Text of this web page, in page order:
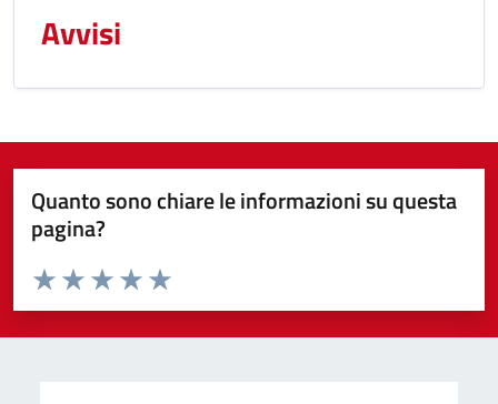
Avvisi
Quanto sono chiare le informazioni su questa
pagina?
Valuta da 1 a 5 stelle la pagina
Valuta 5 stelle su 5
Valuta 4 stelle su 5
Valuta 3 stelle su 5
Valuta 2 stelle su 5
Valuta 1 stelle su 5